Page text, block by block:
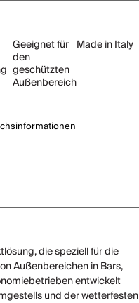
Geeignet für
den
geschützten
Außenbereich
Made in Italy
die speziell für die
Außenbereichen in Bars,
entwickelt
und der wetterfesten